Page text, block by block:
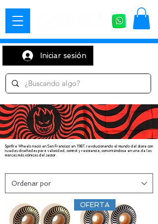
Iniciar sesión
Spitfire Wheels nació en San Francisco en 1987, revolucionando el mundo del skate con
ruedas diseñadas para velocidad, control y resistencia, convirtiéndose en una de las
marcas más icónicas del sector.
OFERTA